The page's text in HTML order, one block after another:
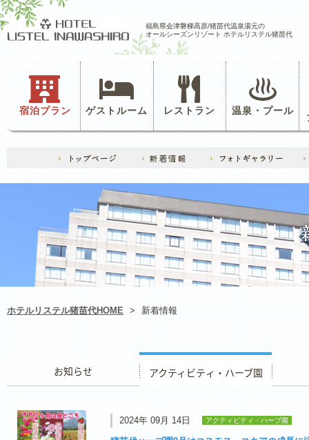
福島県会津磐梯高原/猪苗代温泉湯元の
オールシーズンリゾート ホテルリステル猪苗代
宿泊プラン ゲストルーム レストラン 温泉・プール
ホテルリステル猪苗代HOME > 新着情報
2024年 09月 14日 アクティビティ・ハーブ園